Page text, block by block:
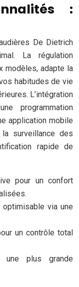
:
De Dietrich
La régulation
modèles, adapte la
habitudes de vie
L’intégration
programmation
application mobile
surveillance des
rapide de
pour un confort
via une
un contrôle total
une plus grande